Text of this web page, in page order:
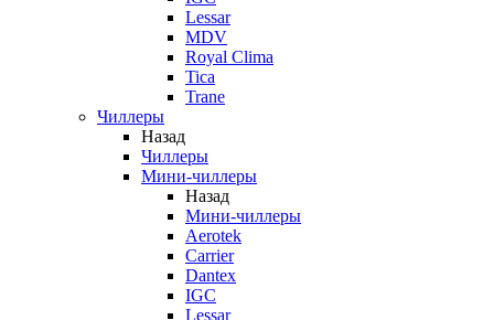
Lessar
MDV
Royal Clima
Tica
Trane
Чиллеры
Назад
Чиллеры
Мини-чиллеры
Назад
Мини-чиллеры
Aerotek
Carrier
Dantex
IGC
Lessar